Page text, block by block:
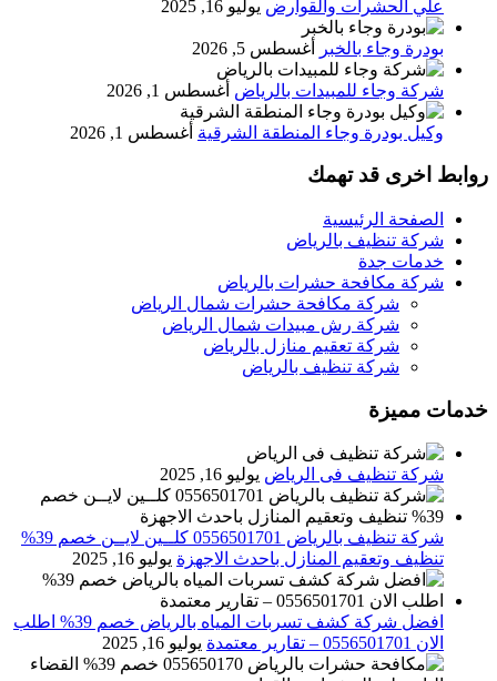
علي الحشرات والقوارض يوليو 16, 2025
بودرة وجاء بالخبر أغسطس 5, 2026
شركة وجاء للمبيدات بالرياض أغسطس 1, 2026
وكيل بودرة وجاء المنطقة الشرقية أغسطس 1, 2026
روابط اخرى قد تهمك
الصفحة الرئيسية
شركة تنظيف بالرياض
خدمات جدة
شركة مكافحة حشرات بالرياض
شركة مكافحة حشرات شمال الرياض
شركة رش مبيدات شمال الرياض
شركة تعقيم منازل بالرياض
شركة تنظيف بالرياض
خدمات مميزة
شركة تنظيف فى الرياض يوليو 16, 2025
شركة تنظيف بالرياض 0556501701 كلــين لايــن خصم 39%
تنظيف وتعقيم المنازل باحدث الاجهزة يوليو 16, 2025
افضل شركة كشف تسربات المياه بالرياض خصم 39% اطلب
الان 0556501701‬‏ – تقارير معتمدة
يوليو 16, 2025